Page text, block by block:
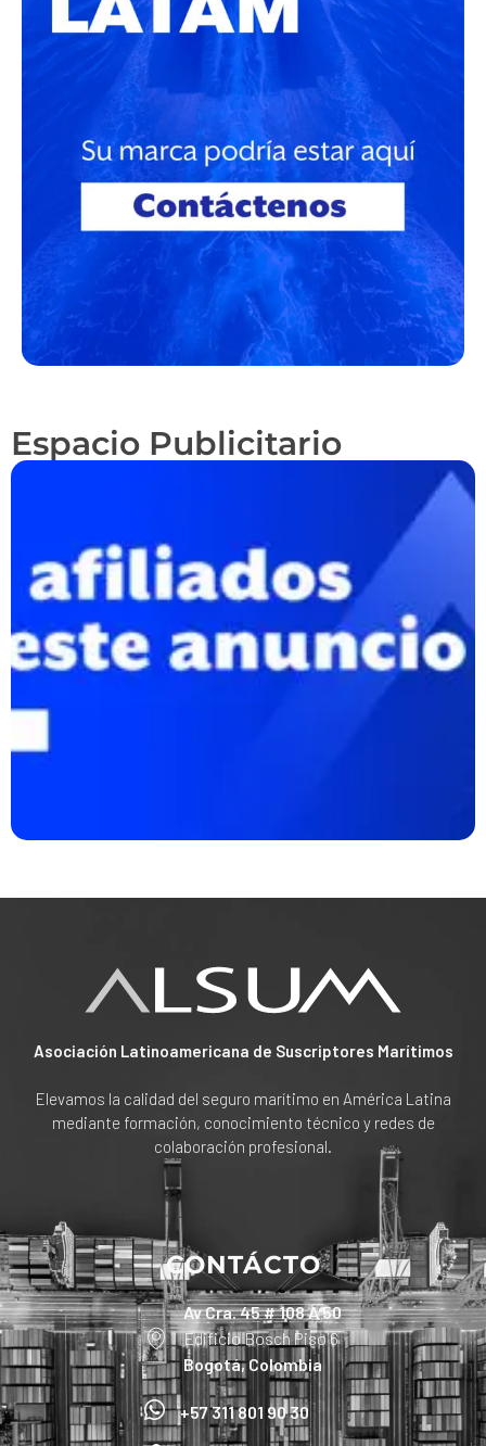
Espacio Publicitario
Asociación Latinoamericana de Suscriptores Marítimos
Elevamos la calidad del seguro marítimo en América Latina
mediante formación, conocimiento técnico y redes de
colaboración profesional.
CONTÁCTO
Av Cra. 45 # 108 A 50
Edificio Bosch Piso 6
Bogotá, Colombia
+57 311 801 90 30